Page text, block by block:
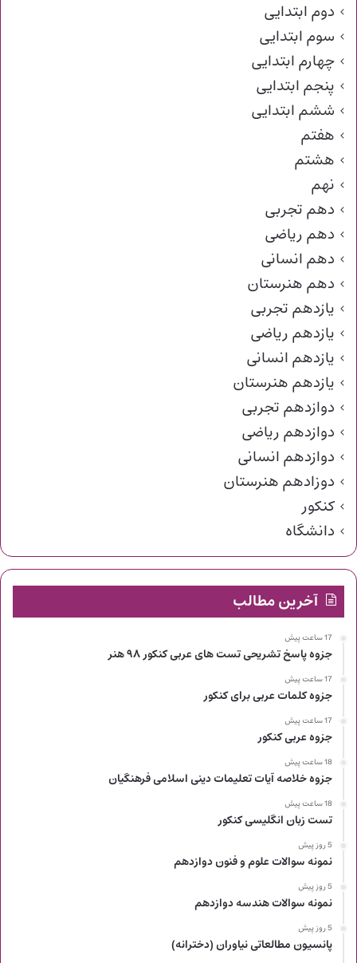
دوم ابتدایی
سوم ابتدایی
چهارم ابتدایی
پنجم ابتدایی
ششم ابتدایی
هفتم
هشتم
نهم
دهم تجربی
دهم ریاضی
دهم انسانی
دهم هنرستان
یازدهم تجربی
یازدهم ریاضی
یازدهم انسانی
یازدهم هنرستان
دوازدهم تجربی
دوازدهم ریاضی
دوازدهم انسانی
دوزادهم هنرستان
کنکور
دانشگاه
آخرین مطالب
17 ساعت پیش
جزوه پاسخ تشریحی تست های عربی کنکور ۹۸ هنر
17 ساعت پیش
جزوه کلمات عربی برای کنکور
17 ساعت پیش
جزوه عربی کنکور
18 ساعت پیش
جزوه خلاصه آیات تعلیمات دینی اسلامی فرهنگیان
18 ساعت پیش
تست زبان انگلیسی کنکور
5 روز پیش
نمونه سوالات علوم و فنون دوازدهم
5 روز پیش
نمونه سوالات هندسه دوازدهم
5 روز پیش
پانسیون مطالعاتی نیاوران (دخترانه)